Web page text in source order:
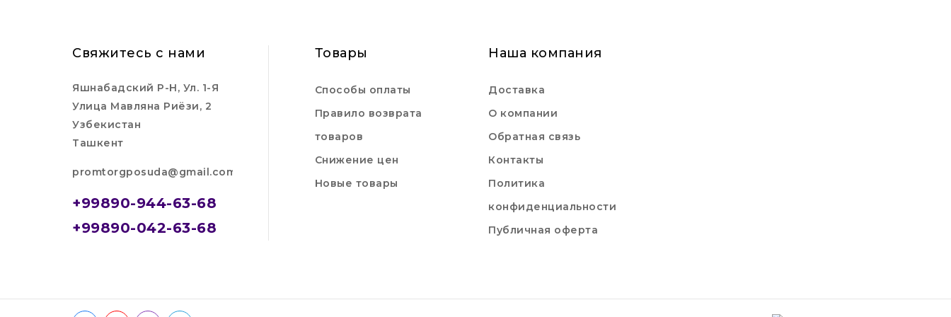
Свяжитесь с нами
Яшнабадский Р-Н, Ул. 1-Я
Улица Мавляна Риёзи, 2
Узбекистан
Ташкент
promtorgposuda@gmail.com
+99890-944-63-68
+99890-042-63-68
Товары
Способы оплаты
Правило возврата
товаров
Снижение цен
Новые товары
Наша компания
Доставка
О компании
Обратная связь
Контакты
Политика
конфиденциальности
Публичная оферта